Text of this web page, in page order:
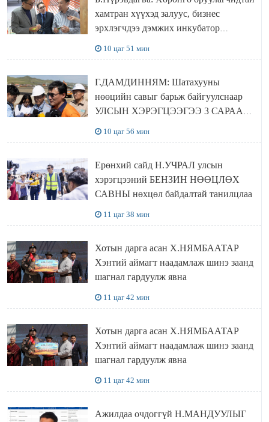
хамтран хүүхэд залуус, бизнес
эрхлэгчдээ дэмжих инкубатор
10 цаг 51 мин
Г.ДАМДИННЯМ: Шатахууны
нөөцийн савыг барьж байгуулснаар
УЛСЫН ХЭРЭГЦЭЭГЭЭ 3 САРААР
10 цаг 56 мин
Ерөнхий сайд Н.УЧРАЛ улсын
хэрэгцээний БЕНЗИН НӨӨЦЛӨХ
САВНЫ нөхцөл байдалтай танилцлаа
11 цаг 38 мин
Хотын дарга асан Х.НЯМБААТАР
Хэнтий аймагт наадамлаж шинэ заанд
шагнал гардуулж явна
11 цаг 42 мин
Хотын дарга асан Х.НЯМБААТАР
Хэнтий аймагт наадамлаж шинэ заанд
шагнал гардуулж явна
11 цаг 42 мин
Ажилдаа очдоггүй Н.МАНДУУЛЫГ